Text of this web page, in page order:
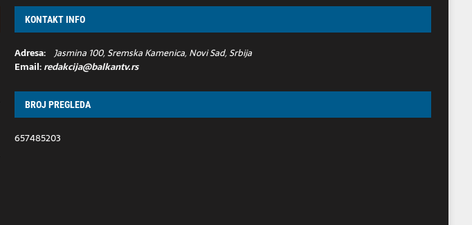
KONTAKT INFO
Adresa: Jasmina 100, Sremska Kamenica, Novi Sad, Srbija
Email:redakcija@balkantv.rs
BROJ PREGLEDA
657485203